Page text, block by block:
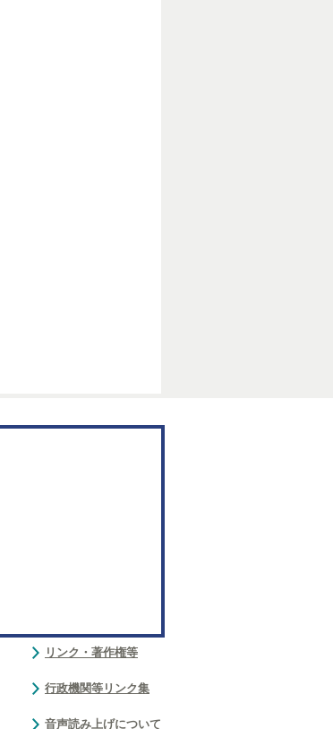
リンク・著作権等
行政機関等リンク集
音声読み上げについて